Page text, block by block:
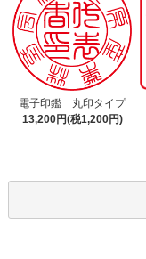
電子印鑑 丸印タイプ
13,200円(税1,200円)